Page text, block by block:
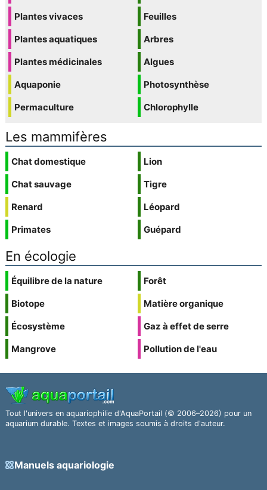
Plantes vivaces
Plantes aquatiques
Plantes médicinales
Aquaponie
Permaculture
Feuilles
Arbres
Algues
Photosynthèse
Chlorophylle
Les mammifères
Chat domestique
Chat sauvage
Renard
Primates
Lion
Tigre
Léopard
Guépard
En écologie
Équilibre de la nature
Biotope
Écosystème
Mangrove
Forêt
Matière organique
Gaz à effet de serre
Pollution de l'eau
Tout l'univers en aquariophilie d'AquaPortail (© 2006–2026) pour un
aquarium durable. Textes et images soumis à droits d'auteur.
Manuels aquariologie